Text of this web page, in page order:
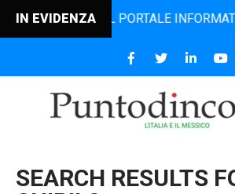
IN EVIDENZA
IL PORTALE INFORMATIVO BILINGUE
SEARCH RESULTS